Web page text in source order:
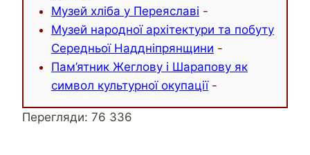
Музей хліба у Переяславі -
Музей народної архітектури та побуту
Середньої Наддніпрянщини -
Пам’ятник Жеглову і Шарапову як
символ культурної окупації-
Перегляди: 76 336